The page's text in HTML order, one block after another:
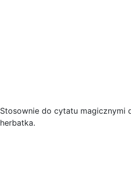
Stosownie do cytatu magicznymi
herbatka.